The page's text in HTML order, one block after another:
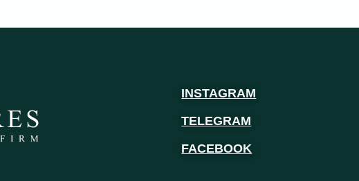
INSTAGRAM
TELEGRAM
FACEBOOK